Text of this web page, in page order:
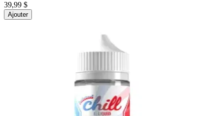
39,99 $
Ajouter